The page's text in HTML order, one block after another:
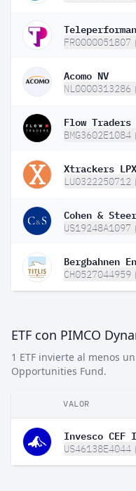
FR0000051807
Acomo NV
NL0000313286
Flow
BMG3602E1084
Xtrackers
LU0322250712
Cohen &
US19248A1097
Bergbahnen
CH0527044959
1 ETF invierte al menos
Opportunities Fund.
VALOR
Invesco CEF
US46138E4044